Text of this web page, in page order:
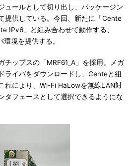
ュールとして切り出し、パッケージン
提供している。今回、新たに「Cente
IPv6」と組み合わせて動作する、
境を提供する。
ップスの「MRF61_A」を採用。メガ
ライバをダウンロードし、Centeと組
れにより、Wi-Fi HaLowを無線LAN対
タフェースとして選択できるようにな